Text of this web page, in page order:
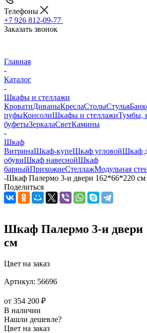
Телефоны
+7 926 812-09-77
Заказать звонок
Главная
-
Каталог
-
Шкафы и стеллажи
КроватиДиваныКреслаСтолыСтулья
пуфыКонсолиШкафы и стеллажиТумбы,
буфетыЗеркалаСветКамины
-
Шкаф
ВитринаШкаф-купеШкаф угловойШкаф
обувиШкаф навеснойШкаф
барныйПрихожиеСтеллажМодульная
-Шкаф Палермо 3-и двери 162*66*220 см
Поделиться
Шкаф Палермо 3-и двери
см
Цвет на заказ
Артикул: 56696
от 354 200 ₽
В наличии
Нашли дешевле?
Цвет на заказ